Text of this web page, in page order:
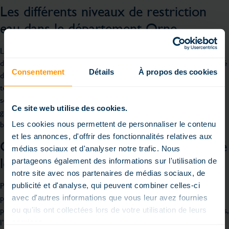
Consentement Détails À propos des cookies
Ce site web utilise des cookies.
Les cookies nous permettent de personnaliser le contenu
et les annonces, d'offrir des fonctionnalités relatives aux
médias sociaux et d'analyser notre trafic. Nous
partageons également des informations sur l'utilisation de
notre site avec nos partenaires de médias sociaux, de
publicité et d'analyse, qui peuvent combiner celles-ci
avec d'autres informations que vous leur avez fournies
ou qu'ils ont collectées lors de votre utilisation de leurs
Les différents niveaux de restriction
eau dans le département Orne
Les restrictions eau dans le département Orne varient en fonction
de la gravité de la sécheresse. En période de vigilance, il est conseillé
de limiter l’utilisation de l’eau pour des activités non essentielles,
telles que le remplissage des piscines. Lors des sécheresses plus
sévères, des interdictions complètes peuvent être imposées pour
garantir que les réserves d’eau potable restent suffisantes pour les
besoins essentiels.
Options pour remplir sa piscine malgré
les restrictions
Pour ceux qui souhaitent remplir leur piscine en cas de sécheresse,
plusieurs alternatives existent. Utiliser des bâches pour couvrir la
piscine est une méthode efficace pour réduire l’évaporation. De plus,
l’installation de systèmes de récupération d’eau de pluie permet